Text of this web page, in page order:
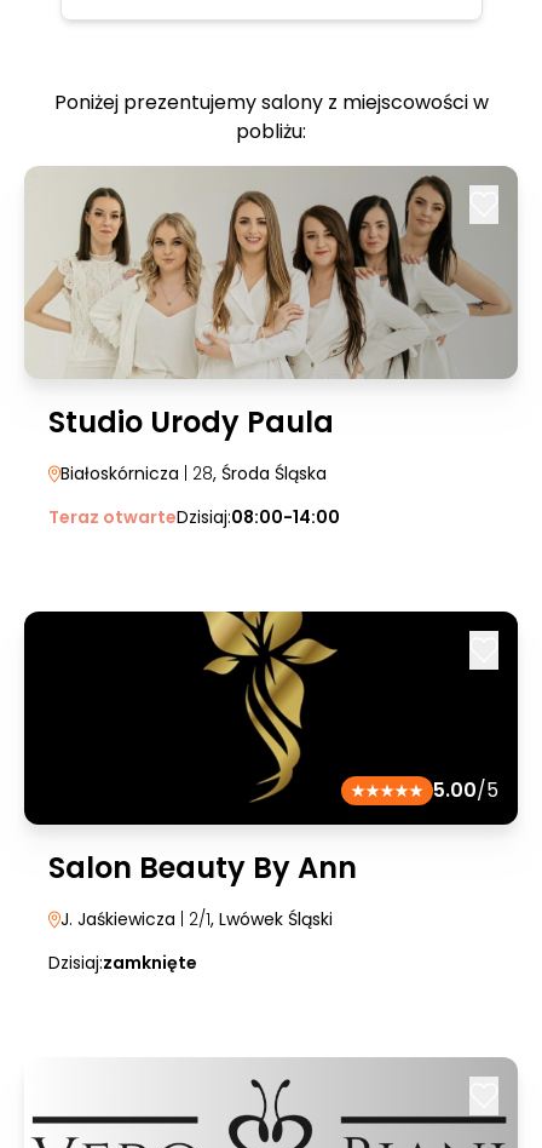
Poniżej prezentujemy salony z miejscowości w
pobliżu:
Studio Urody Paula
Białoskórnicza | 28, Środa Śląska
Teraz otwarteDzisiaj:08:00-14:00
5.00/5
Salon Beauty By Ann
J. Jaśkiewicza | 2/1, Lwówek Śląski
Dzisiaj:zamknięte